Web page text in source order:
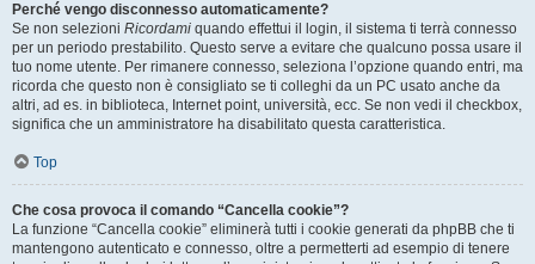
Perché vengo disconnesso automaticamente?
Se non selezioni Ricordami quando effettui il login, il sistema ti terrà connesso
per un periodo prestabilito. Questo serve a evitare che qualcuno possa usare il
tuo nome utente. Per rimanere connesso, seleziona l’opzione quando entri, ma
ricorda che questo non è consigliato se ti colleghi da un PC usato anche da
altri, ad es. in biblioteca, Internet point, università, ecc. Se non vedi il checkbox,
significa che un amministratore ha disabilitato questa caratteristica.
Top
Che cosa provoca il comando “Cancella cookie”?
La funzione “Cancella cookie” eliminerà tutti i cookie generati da phpBB che ti
mantengono autenticato e connesso, oltre a permetterti ad esempio di tenere